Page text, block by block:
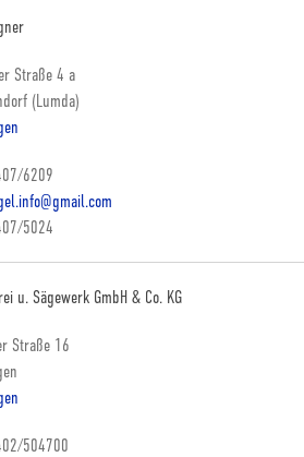
Straße 4 a
(Lumda)
6209
5024
u. Sägewerk GmbH & Co. KG
Straße 16
504700